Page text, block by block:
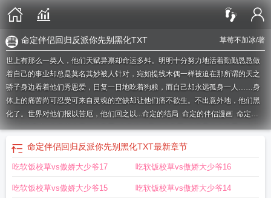
草莓不加冰/著
命定伴侣回归反派你先别黑化TXT
世上有那么一类人，他们天赋异禀却命运多舛。明明十分努力地活着勤勤恳恳做
着自己的事业却总是莫名其妙被人针对，宛如提线木偶一样被迫在那所谓的天之
骄子身边看着他们秀恩爱，日复一日地吃着狗粮，而自己却永远孤身一人……身
体上的痛苦尚可忍受可来自灵魂的空缺却让他们痛不欲生。不出意外地，他们黑
化了。世界对他们报以苦厄，他们回之以...命定的结局 命定的伴侣漫画 命定伴
侣命定妻主命定恋人是什么意思命定伴侣是什么意思命定是什么意思?命定
姻缘是什么意思?
命定的恋人是什么意思 命定伴侣回归反派你先别黑化
侣回归反派你先别黑化 草莓不加冰
TXT命定伴侣竟是你漫画命定伴侣回归反派你先别黑化免费阅读
命定伴侣回归反派你先别黑化TXT最新章节
吃软饭校草vs傲娇大少爷17 吃软饭校草vs傲娇大少爷16
吃软饭校草vs傲娇大少爷15 吃软饭校草vs傲娇大少爷14